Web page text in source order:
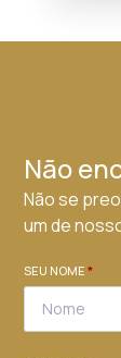
Não
Não se
um de
SEU NOME*